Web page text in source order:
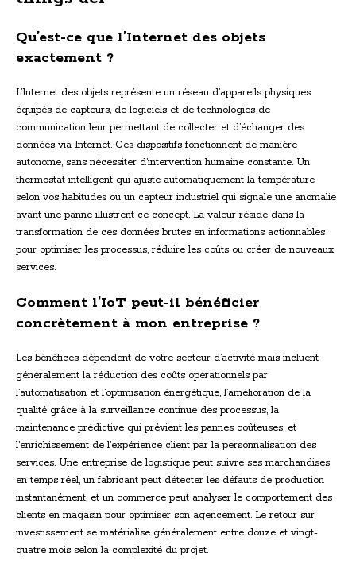
Qu’est-ce que l’Internet des objets
exactement ?
L’Internet des objets représente un réseau d’appareils physiques
équipés de capteurs, de logiciels et de technologies de
communication leur permettant de collecter et d’échanger des
données via Internet. Ces dispositifs fonctionnent de manière
autonome, sans nécessiter d’intervention humaine constante. Un
thermostat intelligent qui ajuste automatiquement la température
selon vos habitudes ou un capteur industriel qui signale une anomalie
avant une panne illustrent ce concept. La valeur réside dans la
transformation de ces données brutes en informations actionnables
pour optimiser les processus, réduire les coûts ou créer de nouveaux
services.
Comment l’IoT peut-il bénéficier
concrètement à mon entreprise ?
Les bénéfices dépendent de votre secteur d’activité mais incluent
généralement la réduction des coûts opérationnels par
l’automatisation et l’optimisation énergétique, l’amélioration de la
qualité grâce à la surveillance continue des processus, la
maintenance prédictive qui prévient les pannes coûteuses, et
l’enrichissement de l’expérience client par la personnalisation des
services. Une entreprise de logistique peut suivre ses marchandises
en temps réel, un fabricant peut détecter les défauts de production
instantanément, et un commerce peut analyser le comportement des
clients en magasin pour optimiser son agencement. Le retour sur
investissement se matérialise généralement entre douze et vingt-
quatre mois selon la complexité du projet.